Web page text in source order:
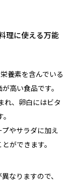
理に使える万能
養素を含んでいる
高い食品です。
れ、卵白にはビタ
やサラダに加え
ができます。
なりますので、